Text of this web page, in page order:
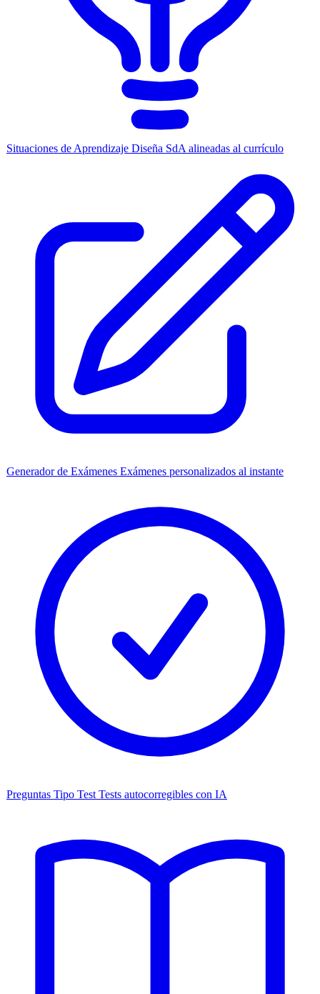
Situaciones de Aprendizaje Diseña SdA alineadas al currículo
Generador de Exámenes Exámenes personalizados al instante
Preguntas Tipo Test Tests autocorregibles con IA